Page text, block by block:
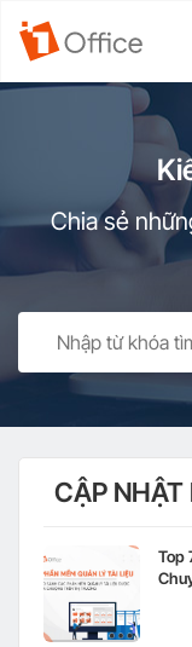
Chia sẻ
CẬP NHẬT
Top